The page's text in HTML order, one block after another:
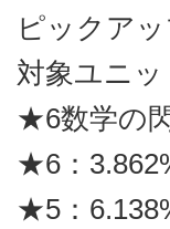
ピックア
対象ユニッ
★6数学の
★6：
★5：